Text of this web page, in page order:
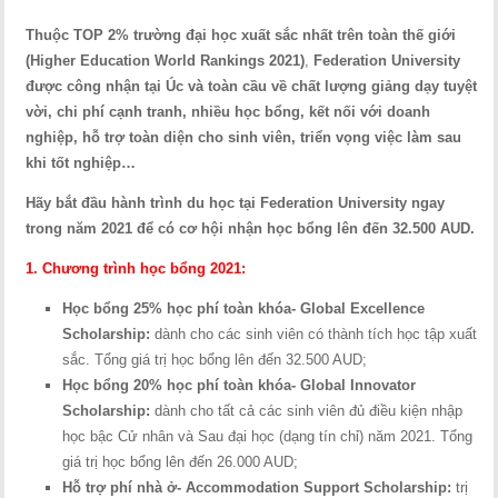
Thuộc TOP 2% trường đại học xuất sắc nhất trên toàn thế giới
(Higher Education World Rankings 2021), Federation University
được công nhận tại Úc và toàn cầu về chất lượng giảng dạy tuyệt
vời, chi phí cạnh tranh, nhiều học bổng, kết nối với doanh
nghiệp, hỗ trợ toàn diện cho sinh viên, triển vọng việc làm sau
khi tốt nghiệp…
Hãy bắt đầu hành trình du học tại Federation University ngay
trong năm 2021 để có cơ hội nhận học bổng lên đến 32.500 AUD.
1. Chương trình học bổng 2021:
Học bổng 25% học phí toàn khóa-Global Excellence
Scholarship: dành cho các sinh viên có thành tích học tập xuất
sắc. Tổng giá trị học bổng lên đến 32.500 AUD;
Học bổng20% học phítoàn khóa- Global Innovator
Scholarship: dành cho tất cả các sinh viên đủ điều kiện nhập
học bậc Cử nhân và Sau đại học (dạng tín chỉ) năm 2021. Tổng
giá trị học bổng lên đến 26.000 AUD;
Hỗ trợ phí nhà ở-Accommodation Support Scholarship: trị